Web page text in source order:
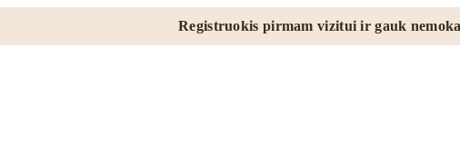
Registruokis pirmam vizitui ir gauk nemokamai